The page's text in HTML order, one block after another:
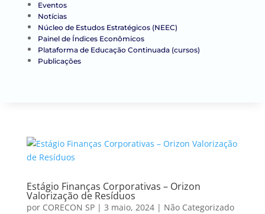
Eventos
Notícias
Núcleo de Estudos Estratégicos (NEEC)
Painel de Índices Econômicos
Plataforma de Educação Continuada (cursos)
Publicações
Estágio Finanças Corporativas – Orizon
Valorização de Resíduos
por CORECON SP| 3 maio, 2024| Não Categorizado